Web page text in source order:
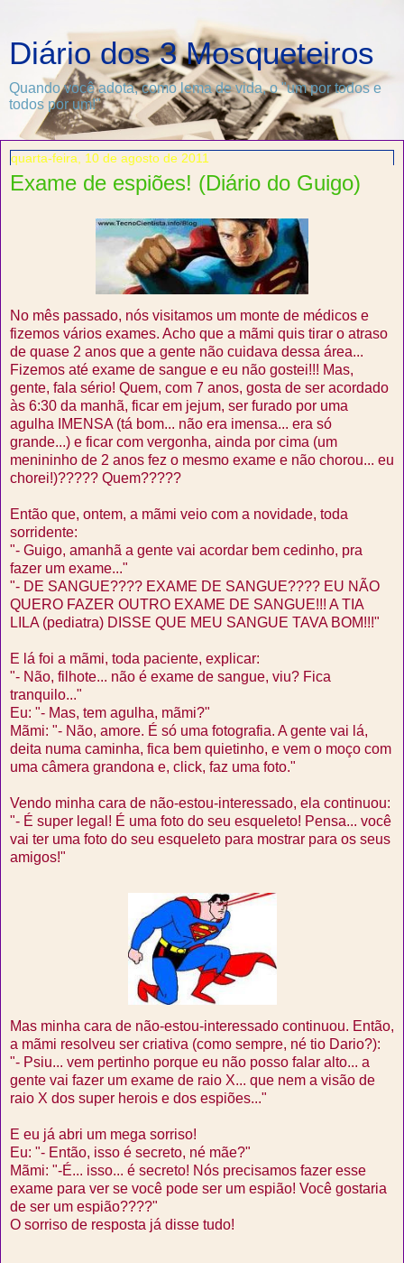
Diário dos 3 Mosqueteiros
Quando você adota, como lema de vida, o "um por todos e
todos por um!"
quarta-feira, 10 de agosto de 2011
Exame de espiões! (Diário do Guigo)
No mês passado, nós visitamos um monte de médicos e
fizemos vários exames. Acho que a mãmi quis tirar o atraso
de quase 2 anos que a gente não cuidava dessa área...
Fizemos até exame de sangue e eu não gostei!!! Mas,
gente, fala sério! Quem, com 7 anos, gosta de ser acordado
às 6:30 da manhã, ficar em jejum, ser furado por uma
agulha IMENSA (tá bom... não era imensa... era só
grande...) e ficar com vergonha, ainda por cima (um
menininho de 2 anos fez o mesmo exame e não chorou... eu
chorei!)????? Quem?????
Então que, ontem, a mãmi veio com a novidade, toda
sorridente:
"- Guigo, amanhã a gente vai acordar bem cedinho, pra
fazer um exame..."
"- DE SANGUE???? EXAME DE SANGUE???? EU NÃO
QUERO FAZER OUTRO EXAME DE SANGUE!!! A TIA
LILA (pediatra) DISSE QUE MEU SANGUE TAVA BOM!!!"
E lá foi a mãmi, toda paciente, explicar:
"- Não, filhote... não é exame de sangue, viu? Fica
tranquilo..."
Eu: "- Mas, tem agulha, mãmi?"
Mãmi: "- Não, amore. É só uma fotografia. A gente vai lá,
deita numa caminha, fica bem quietinho, e vem o moço com
uma câmera grandona e, click, faz uma foto."
Vendo minha cara de não-estou-interessado, ela continuou:
"- É super legal! É uma foto do seu esqueleto! Pensa... você
vai ter uma foto do seu esqueleto para mostrar para os seus
amigos!"
Mas minha cara de não-estou-interessado continuou. Então,
a mãmi resolveu ser criativa (como sempre, né tio Dario?):
"- Psiu... vem pertinho porque eu não posso falar alto... a
gente vai fazer um exame de raio X... que nem a visão de
raio X dos super herois e dos espiões..."
E eu já abri um mega sorriso!
Eu: "- Então, isso é secreto, né mãe?"
Mãmi: "-É... isso... é secreto! Nós precisamos fazer esse
exame para ver se você pode ser um espião! Você gostaria
de ser um espião????"
O sorriso de resposta já disse tudo!